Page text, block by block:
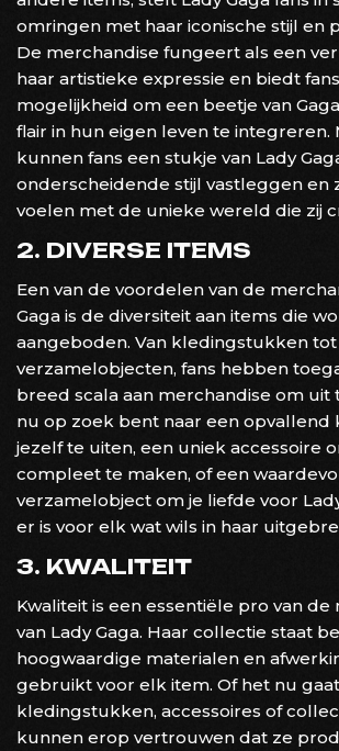
omringen met haar iconische stijl en
De merchandise fungeert als een
haar artistieke expressie en biedt
mogelijkheid om een beetje van
flair in hun eigen leven te integreren.
kunnen fans een stukje van Lady
onderscheidende stijl vastleggen en
voelen met de unieke wereld die zij
2. DIVERSE ITEMS
Een van de voordelen van de
Gaga is de diversiteit aan items die
aangeboden. Van kledingstukken tot
verzamelobjecten, fans hebben
breed scala aan merchandise om uit
nu op zoek bent naar een
jezelf te uiten, een uniek accessoire
compleet te maken, of een
verzamelobject om je liefde voor
er is voor elk wat wils in haar
3. KWALITEIT
Kwaliteit is een essentiële pro van de
van Lady Gaga. Haar collectie staat
hoogwaardige materialen en
gebruikt voor elk item. Of het nu
kledingstukken, accessoires of
kunnen erop vertrouwen dat ze